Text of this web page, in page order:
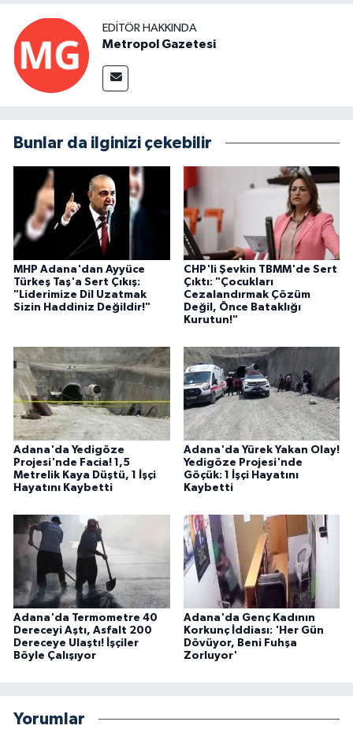
EDITÖR HAKKINDA
Metropol Gazetesi
Bunlar da ilginizi çekebilir
MHP Adana'dan Ayyüce
Türkeş Taş'a Sert Çıkış:
"Liderimize Dil Uzatmak
Sizin Haddiniz Değildir!"
CHP'li Şevkin TBMM'de Sert
Çıktı: "Çocukları
Cezalandırmak Çözüm
Değil, Önce Bataklığı
Kurutun!"
Adana'da Yedigöze
Projesi'nde Facia! 1,5
Metrelik Kaya Düştü, 1 İşçi
Hayatını Kaybetti
Adana'da Yürek Yakan Olay!
Yedigöze Projesi'nde
Göçük: 1 İşçi Hayatını
Kaybetti
Adana'da Termometre 40
Dereceyi Aştı, Asfalt 200
Dereceye Ulaştı! İşçiler
Böyle Çalışıyor
Adana'da Genç Kadının
Korkunç İddiası: 'Her Gün
Dövüyor, Beni Fuhşa
Zorluyor'
Yorumlar